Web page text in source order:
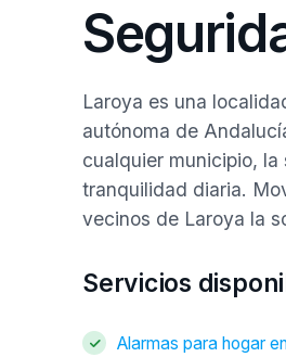
Laroya es una
autónoma de
cualquier municipio,
tranquilidad diaria.
vecinos de Laroya la
Servicios
Alarmas para hogar